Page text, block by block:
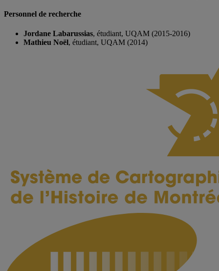
Personnel de recherche
Jordane Labarussias, étudiant, UQAM (2015-2016)
Mathieu Noël, étudiant, UQAM (2014)